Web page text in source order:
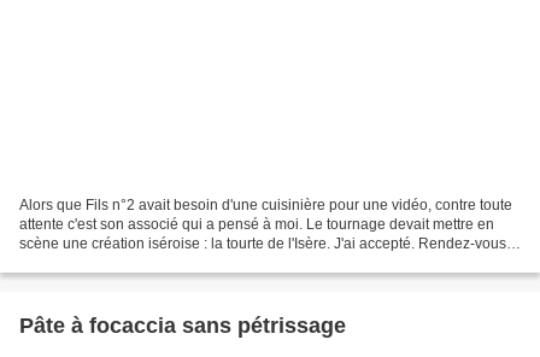
Alors que Fils n°2 avait besoin d'une cuisinière pour une vidéo, contre toute
attente c'est son associé qui a pensé à moi. Le tournage devait mettre en
scène une création iséroise : la tourte de l'Isère. J'ai accepté. Rendez-vous a
Pâte à focaccia sans pétrissage